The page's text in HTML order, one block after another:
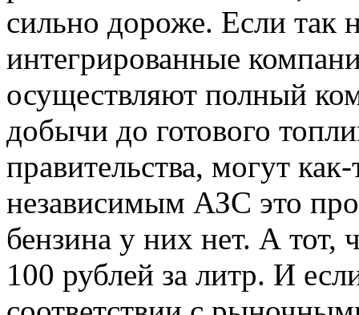
сильно дороже. Если так
интегрированные
осуществляют полный
добычи до готового
правительства, могут
независимым АЗС это
бензина у них нет. А тот,
100 рублей за литр. И